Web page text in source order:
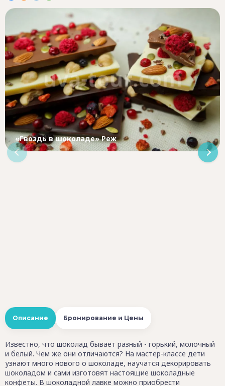
«Гвоздь в шоколаде» Реж
Описание Бронирование и Цены
Известно, что шоколад бывает разный - горький, молочный
и белый. Чем же они отличаются? На мастер-классе дети
узнают много нового о шоколаде, научатся декорировать
шоколадом и сами изготовят настоящие шоколадные
конфеты. В шоколадной лавке можно приобрести